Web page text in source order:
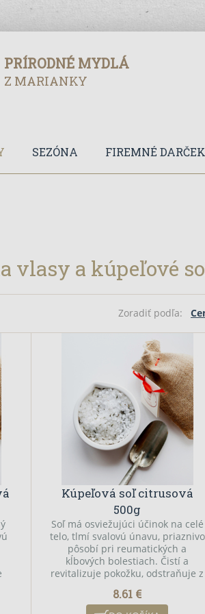
PRÍRODNÉ MYDLÁ
Z MARIANKY
SEZÓNA FIREMNÉ
vlasy a kúpeľové
Zoradiť podľa:
Kúpeľová soľ citrusová
500g
Soľ má osviežujúci účinok na celé
telo, tlmí svalovú únavu, priaznivo
pôsobí pri reumatických a
kĺbových bolestiach. Čistí a
revitalizuje pokožku, odstraňuje z
odstraňovaní kožných problémov,
akné a psoriázy. Kožné bunky
8.61 €